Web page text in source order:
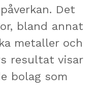
Det
bland annat
metaller och
resultat visar
bolag som